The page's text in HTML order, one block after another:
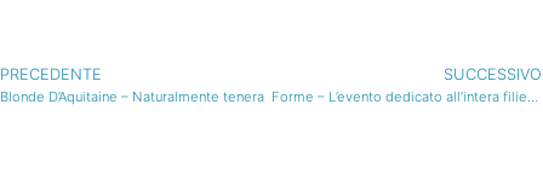
PRECEDENTE
Blonde D’Aquitaine – Naturalmente tenera
SUCCESSIVO
Forme – L’evento dedicato all’intera filiera lattiero-casearia italiana